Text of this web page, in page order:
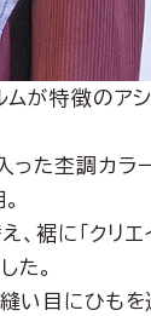
ムが特徴のア
った杢調カラ
、裾に「クリ
た。
い目にひもを